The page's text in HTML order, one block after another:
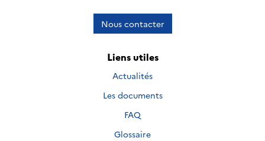
Nous contacter
Liens utiles
Actualités
Les documents
FAQ
Glossaire